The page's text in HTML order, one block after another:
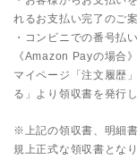
れるお支払い完了のご
・コンビニでの番号払
《Amazon Payの場合》
マイページ「注文履歴
る」より領収書を発行
※上記の領収書、明細
規上正式な領収書とな